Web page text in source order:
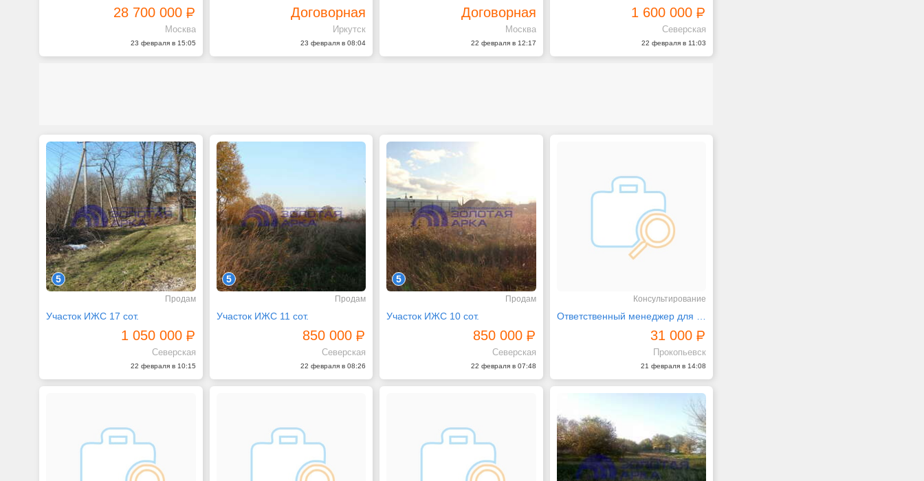
28 700 000
Москва
23 февраля в 15:05
Договорная
Иркутск
23 февраля в 08:04
Договорная
Москва
22 февраля в 12:17
1 600 000
Северская
22 февраля в 11:03
5
Продам
Участок ИЖС 17 сот.
1 050 000
Северская
22 февраля в 10:15
5
Продам
Участок ИЖС 11 сот.
850 000
Северская
22 февраля в 08:26
5
Продам
Участок ИЖС 10 сот.
850 000
Северская
22 февраля в 07:48
Консультирование
31 000
Прокопьевск
21 февраля в 14:08